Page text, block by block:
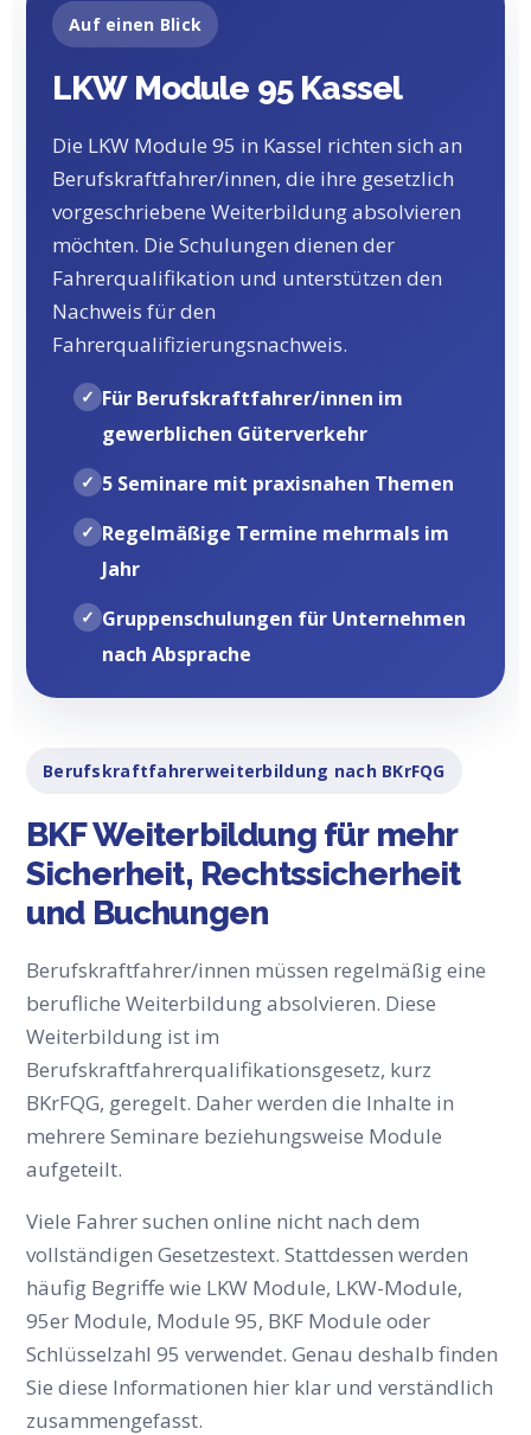
Auf einen Blick
LKW Module 95 Kassel
Die LKW Module 95 in Kassel richten sich an
Berufskraftfahrer/innen, die ihre gesetzlich
vorgeschriebene Weiterbildung absolvieren
möchten. Die Schulungen dienen der
Fahrerqualifikation und unterstützen den
Nachweis für den
Fahrerqualifizierungsnachweis.
Für Berufskraftfahrer/innen im
gewerblichen Güterverkehr
5 Seminare mit praxisnahen Themen
Regelmäßige Termine mehrmals im
Jahr
Gruppenschulungen für Unternehmen
nach Absprache
Berufskraftfahrerweiterbildung nach BKrFQG
BKF Weiterbildung für mehr
Sicherheit, Rechtssicherheit
und Buchungen
Berufskraftfahrer/innen müssen regelmäßig eine
berufliche Weiterbildung absolvieren. Diese
Weiterbildung ist im
Berufskraftfahrerqualifikationsgesetz, kurz
BKrFQG, geregelt. Daher werden die Inhalte in
mehrere Seminare beziehungsweise Module
aufgeteilt.
Viele Fahrer suchen online nicht nach dem
vollständigen Gesetzestext. Stattdessen werden
häufig Begriffe wie LKW Module, LKW-Module,
95er Module, Module 95, BKF Module oder
Schlüsselzahl 95 verwendet. Genau deshalb finden
Sie diese Informationen hier klar und verständlich
zusammengefasst.